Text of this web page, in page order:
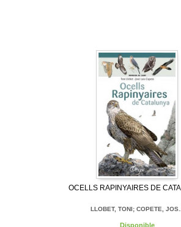
OCELLS RAPINYAIRES DE
LLOBET, TONI; COPETE, JOS...
Disponible